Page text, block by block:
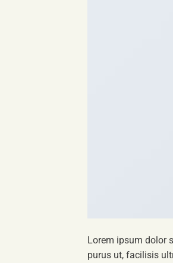
Lorem ipsum dolor
purus ut, facilisis